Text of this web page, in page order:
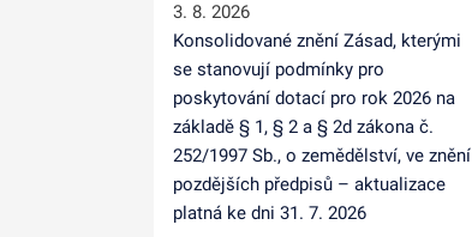
3. 8. 2026
Konsolidované znění Zásad, kterými
se stanovují podmínky pro
poskytování dotací pro rok 2026 na
základě § 1, § 2 a § 2d zákona č.
252/1997 Sb., o zemědělství, ve znění
pozdějších předpisů – aktualizace
platná ke dni 31. 7. 2026